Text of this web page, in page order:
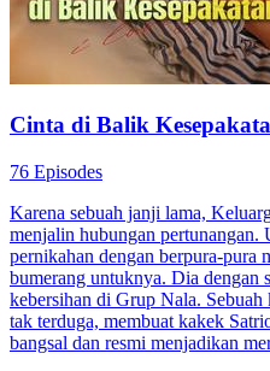
Cinta di Balik
76 Episodes
Karena sebuah janji lama,
menjalin hubungan pertunangan.
pernikahan dengan berpura-pura
bumerang untuknya. Dia dengan
kebersihan di Grup Nala. Sebuah
tak terduga, membuat kakek
bangsal dan resmi menjadikan